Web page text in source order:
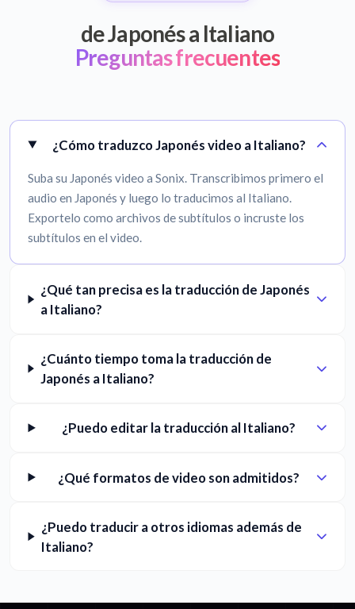
de Japonés a Italiano
Preguntas frecuentes
¿Cómo traduzco Japonés video a Italiano?
Suba su Japonés video a Sonix. Transcribimos primero el
audio en Japonés y luego lo traducimos al Italiano.
Exportelo como archivos de subtítulos o incruste los
subtítulos en el video.
¿Qué tan precisa es la traducción de Japonés
a Italiano?
¿Cuánto tiempo toma la traducción de
Japonés a Italiano?
¿Puedo editar la traducción al Italiano?
¿Qué formatos de video son admitidos?
¿Puedo traducir a otros idiomas además de
Italiano?